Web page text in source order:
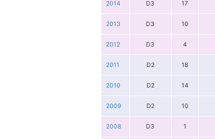
2014 D3 17
2013 D3 10
2012 D3 4
2011 D2 18
2010 D2 14
2009 D2 10
2008 D3 1